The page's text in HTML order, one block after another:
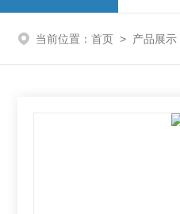
当前位置： 首页 > 产品展示